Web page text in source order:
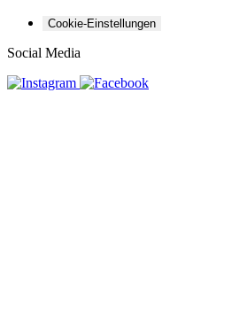
Cookie-Einstellungen
Social Media